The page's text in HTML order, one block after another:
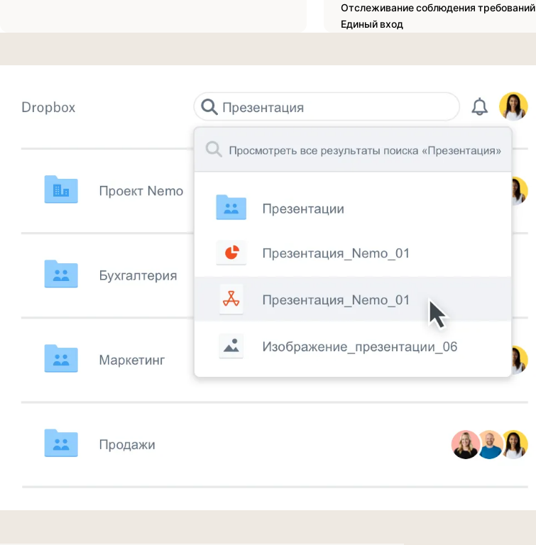
Отслеживание соблюдения требований
Единый вход